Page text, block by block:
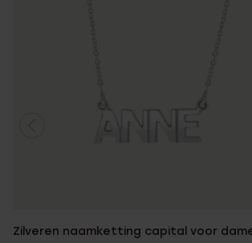
Zilveren naamketting capital voor